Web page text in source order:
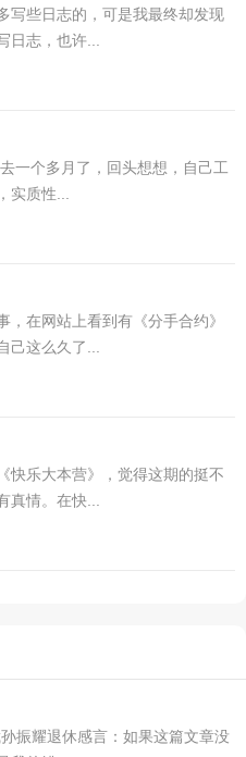
写些日志的，可是我最终却发现
日志，也许...
一个多月了，回头想想，自己工
实质性...
，在网站上看到有《分手合约》
己这么久了...
快乐大本营》，觉得这期的挺不
真情。在快...
振耀退休感言：如果这篇文章没